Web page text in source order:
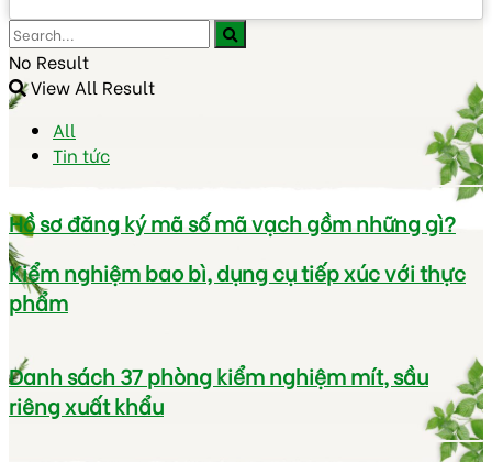
No Result
View All Result
All
Tin tức
Hồ sơ đăng ký mã số mã vạch gồm những gì?
Kiểm nghiệm bao bì, dụng cụ tiếp xúc với thực
phẩm
Danh sách 37 phòng kiểm nghiệm mít, sầu
riêng xuất khẩu